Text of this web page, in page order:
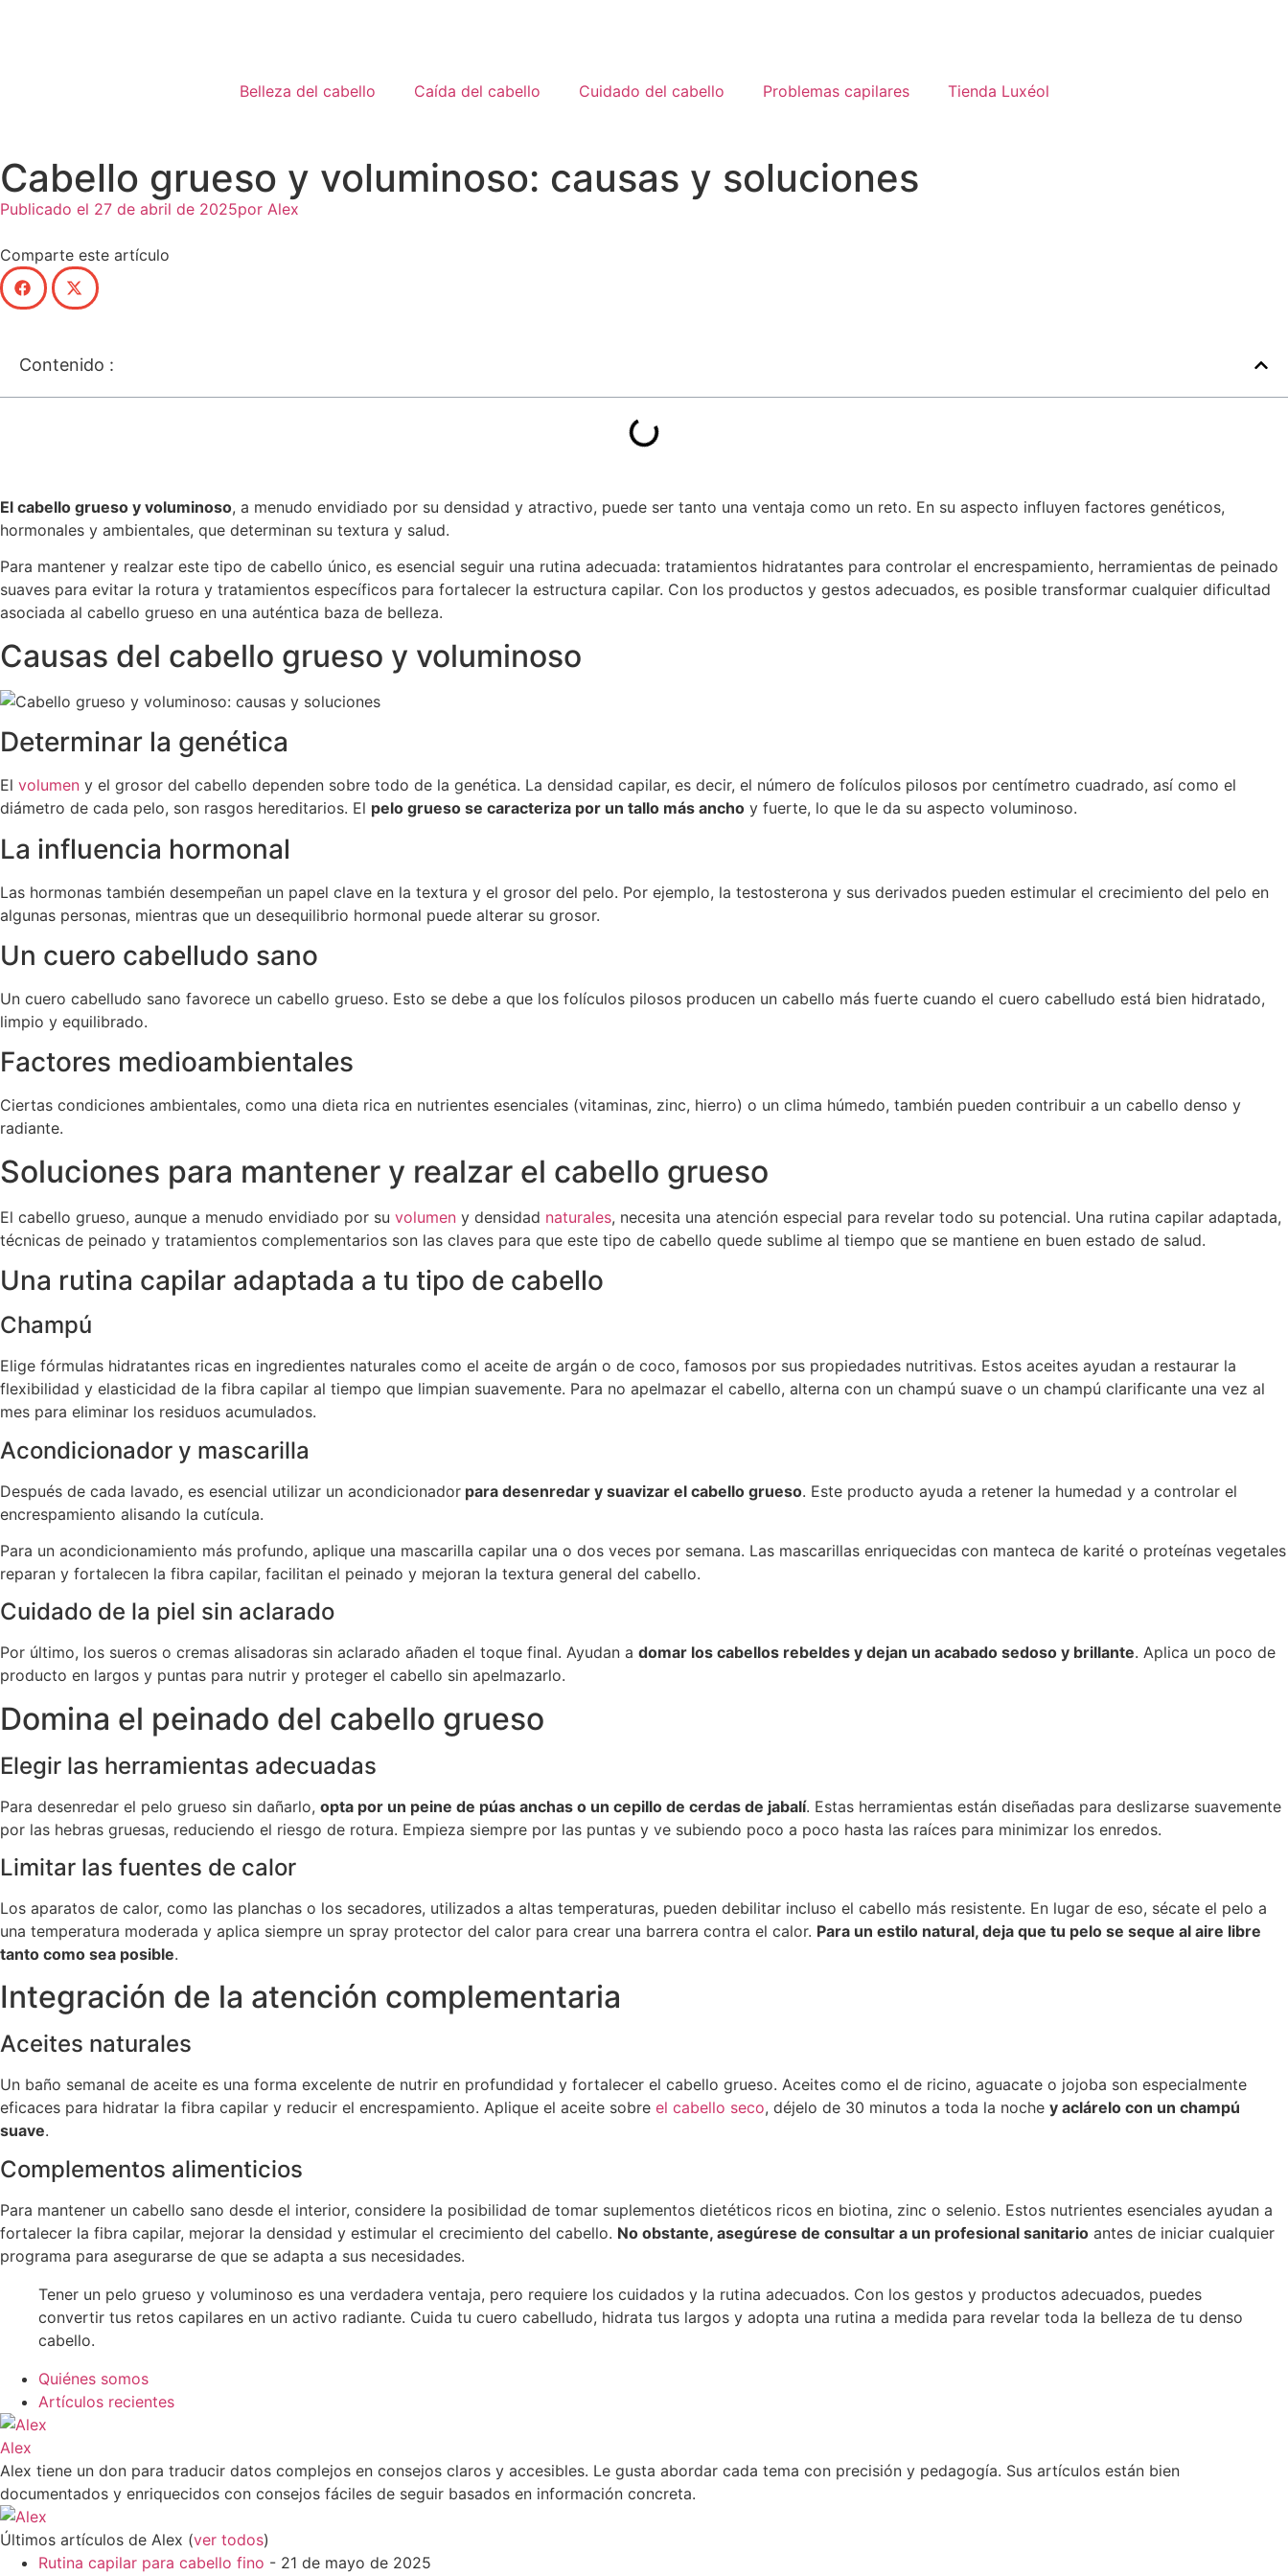
Belleza del cabello Caída del cabello Cuidado del cabello Problemas capilares Tienda Luxéol
Cabello grueso y voluminoso: causas y soluciones
Publicado el 27 de abril de 2025por Alex
Comparte este artículo
Contenido :
El cabello grueso y voluminoso, a menudo envidiado por su densidad y atractivo, puede ser tanto una ventaja como un reto. En su aspecto influyen factores genéticos,
hormonales y ambientales, que determinan su textura y salud.
Para mantener y realzar este tipo de cabello único, es esencial seguir una rutina adecuada: tratamientos hidratantes para controlar el encrespamiento, herramientas de peinado
suaves para evitar la rotura y tratamientos específicos para fortalecer la estructura capilar. Con los productos y gestos adecuados, es posible transformar cualquier dificultad
asociada al cabello grueso en una auténtica baza de belleza.
Causas del cabello grueso y voluminoso
Determinar la genética
El volumen y el grosor del cabello dependen sobre todo de la genética. La densidad capilar, es decir, el número de folículos pilosos por centímetro cuadrado, así como el
diámetro de cada pelo, son rasgos hereditarios. El pelo grueso se caracteriza por un tallo más ancho y fuerte, lo que le da su aspecto voluminoso.
La influencia hormonal
Las hormonas también desempeñan un papel clave en la textura y el grosor del pelo. Por ejemplo, la testosterona y sus derivados pueden estimular el crecimiento del pelo en
algunas personas, mientras que un desequilibrio hormonal puede alterar su grosor.
Un cuero cabelludo sano
Un cuero cabelludo sano favorece un cabello grueso. Esto se debe a que los folículos pilosos producen un cabello más fuerte cuando el cuero cabelludo está bien hidratado,
limpio y equilibrado.
Factores medioambientales
Ciertas condiciones ambientales, como una dieta rica en nutrientes esenciales (vitaminas, zinc, hierro) o un clima húmedo, también pueden contribuir a un cabello denso y
radiante.
Soluciones para mantener y realzar el cabello grueso
El cabello grueso, aunque a menudo envidiado por su volumen y densidad naturales, necesita una atención especial para revelar todo su potencial. Una rutina capilar adaptada,
técnicas de peinado y tratamientos complementarios son las claves para que este tipo de cabello quede sublime al tiempo que se mantiene en buen estado de salud.
Una rutina capilar adaptada a tu tipo de cabello
Champú
Elige fórmulas hidratantes ricas en ingredientes naturales como el aceite de argán o de coco, famosos por sus propiedades nutritivas. Estos aceites ayudan a restaurar la
flexibilidad y elasticidad de la fibra capilar al tiempo que limpian suavemente. Para no apelmazar el cabello, alterna con un champú suave o un champú clarificante una vez al
mes para eliminar los residuos acumulados.
Acondicionador y mascarilla
Después de cada lavado, es esencial utilizar un acondicionador para desenredar y suavizar el cabello grueso. Este producto ayuda a retener la humedad y a controlar el
encrespamiento alisando la cutícula.
Para un acondicionamiento más profundo, aplique una mascarilla capilar una o dos veces por semana. Las mascarillas enriquecidas con manteca de karité o proteínas vegetales
reparan y fortalecen la fibra capilar, facilitan el peinado y mejoran la textura general del cabello.
Cuidado de la piel sin aclarado
Por último, los sueros o cremas alisadoras sin aclarado añaden el toque final. Ayudan a domar los cabellos rebeldes y dejan un acabado sedoso y brillante. Aplica un poco de
producto en largos y puntas para nutrir y proteger el cabello sin apelmazarlo.
Domina el peinado del cabello grueso
Elegir las herramientas adecuadas
Para desenredar el pelo grueso sin dañarlo, opta por un peine de púas anchas o un cepillo de cerdas de jabalí. Estas herramientas están diseñadas para deslizarse suavemente
por las hebras gruesas, reduciendo el riesgo de rotura. Empieza siempre por las puntas y ve subiendo poco a poco hasta las raíces para minimizar los enredos.
Limitar las fuentes de calor
Los aparatos de calor, como las planchas o los secadores, utilizados a altas temperaturas, pueden debilitar incluso el cabello más resistente. En lugar de eso, sécate el pelo a
una temperatura moderada y aplica siempre un spray protector del calor para crear una barrera contra el calor. Para un estilo natural, deja que tu pelo se seque al aire libre
tanto como sea posible.
Integración de la atención complementaria
Aceites naturales
Un baño semanal de aceite es una forma excelente de nutrir en profundidad y fortalecer el cabello grueso. Aceites como el de ricino, aguacate o jojoba son especialmente
eficaces para hidratar la fibra capilar y reducir el encrespamiento. Aplique el aceite sobre el cabello seco, déjelo de 30 minutos a toda la noche y aclárelo con un champú
suave.
Complementos alimenticios
Para mantener un cabello sano desde el interior, considere la posibilidad de tomar suplementos dietéticos ricos en biotina, zinc o selenio. Estos nutrientes esenciales ayudan a
fortalecer la fibra capilar, mejorar la densidad y estimular el crecimiento del cabello. No obstante, asegúrese de consultar a un profesional sanitario antes de iniciar cualquier
programa para asegurarse de que se adapta a sus necesidades.
Tener un pelo grueso y voluminoso es una verdadera ventaja, pero requiere los cuidados y la rutina adecuados. Con los gestos y productos adecuados, puedes
convertir tus retos capilares en un activo radiante. Cuida tu cuero cabelludo, hidrata tus largos y adopta una rutina a medida para revelar toda la belleza de tu denso
cabello.
Quiénes somos
Artículos recientes
Alex
Alex tiene un don para traducir datos complejos en consejos claros y accesibles. Le gusta abordar cada tema con precisión y pedagogía. Sus artículos están bien
documentados y enriquecidos con consejos fáciles de seguir basados en información concreta.
Últimos artículos de Alex (ver todos)
Rutina capilar para cabello fino - 21 de mayo de 2025